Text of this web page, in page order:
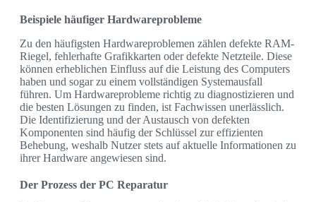
Beispiele häufiger Hardwareprobleme
Zu den häufigsten Hardwareproblemen zählen defekte RAM-
Riegel, fehlerhafte Grafikkarten oder defekte Netzteile. Diese
können erheblichen Einfluss auf die Leistung des Computers
haben und sogar zu einem vollständigen Systemausfall
führen. Um Hardwareprobleme richtig zu diagnostizieren und
die besten Lösungen zu finden, ist Fachwissen unerlässlich.
Die Identifizierung und der Austausch von defekten
Komponenten sind häufig der Schlüssel zur effizienten
Behebung, weshalb Nutzer stets auf aktuelle Informationen zu
ihrer Hardware angewiesen sind.
Der Prozess der PC Reparatur